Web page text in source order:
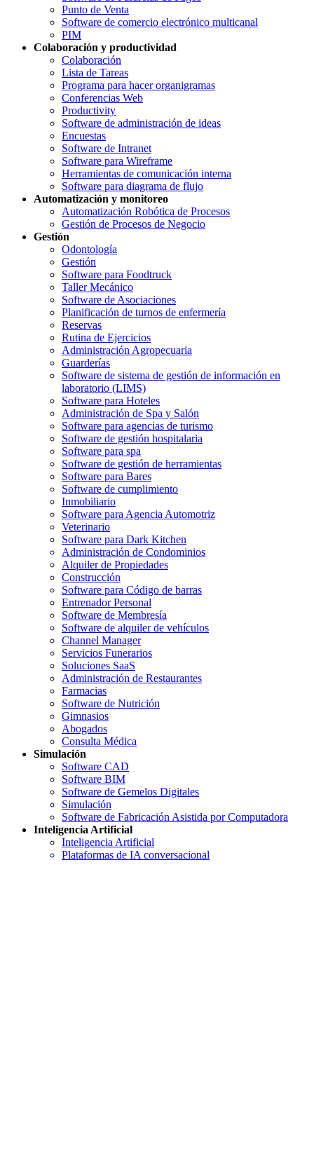
Punto de Venta
Software de comercio electrónico multicanal
PIM
Colaboración y productividad
Colaboración
Lista de Tareas
Programa para hacer organigramas
Conferencias Web
Productivity
Software de administración de ideas
Encuestas
Software de Intranet
Software para Wireframe
Herramientas de comunicación interna
Software para diagrama de flujo
Automatización y monitoreo
Automatización Robótica de Procesos
Gestión de Procesos de Negocio
Gestión
Odontología
Gestión
Software para Foodtruck
Taller Mecánico
Software de Asociaciones
Planificación de turnos de enfermería
Reservas
Rutina de Ejercicios
Administración Agropecuaria
Guarderías
Software de sistema de gestión de información en
laboratorio (LIMS)
Software para Hoteles
Administración de Spa y Salón
Software para agencias de turismo
Software de gestión hospitalaria
Software para spa
Software de gestión de herramientas
Software para Bares
Software de cumplimiento
Inmobiliario
Software para Agencia Automotriz
Veterinario
Software para Dark Kitchen
Administración de Condominios
Alquiler de Propiedades
Construcción
Software para Código de barras
Entrenador Personal
Software de Membresía
Software de alquiler de vehículos
Channel Manager
Servicios Funerarios
Soluciones SaaS
Administración de Restaurantes
Farmacias
Software de Nutrición
Gimnasios
Abogados
Consulta Médica
Simulación
Software CAD
Software BIM
Software de Gemelos Digitales
Simulación
Software de Fabricación Asistida por Computadora
Inteligencia Artificial
Inteligencia Artificial
Plataformas de IA conversacional